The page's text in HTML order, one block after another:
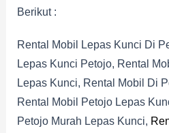
Berikut :
Rental Mobil Lepas Kunci Di
Lepas Kunci Petojo, Rental
Lepas Kunci, Rental Mobil Di
Rental Mobil Petojo Lepas
Petojo Murah Lepas Kunci,